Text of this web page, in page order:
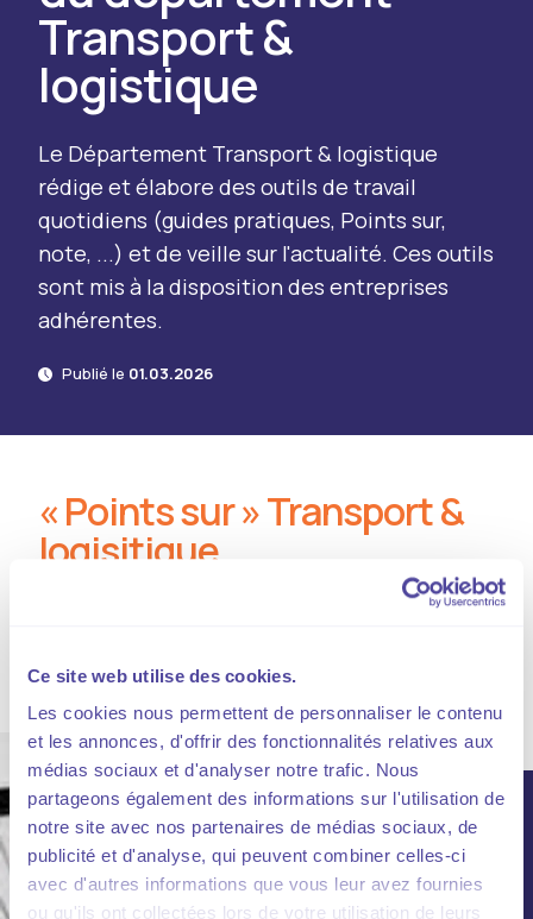
Ce site web utilise des cookies.
Les cookies nous permettent de personnaliser le contenu
et les annonces, d'offrir des fonctionnalités relatives aux
médias sociaux et d'analyser notre trafic. Nous
partageons également des informations sur l'utilisation de
notre site avec nos partenaires de médias sociaux, de
publicité et d'analyse, qui peuvent combiner celles-ci
avec d'autres informations que vous leur avez fournies
ou qu'ils ont collectées lors de votre utilisation de leurs
Transport &
logistique
Le Département Transport & logistique
rédige et élabore des outils de travail
quotidiens (guides pratiques, Points sur,
note, ...) et de veille sur l'actualité. Ces outils
sont mis à la disposition des entreprises
adhérentes.
Publié le 01.03.2026
« Points sur » Transport &
logisitique
Un éclairage approfondi sur un sujet majeur et/ou